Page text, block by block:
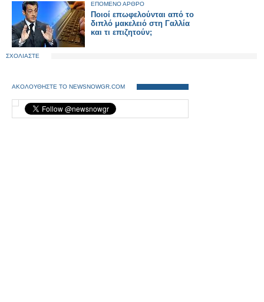
ΕΠΟΜΕΝΟ ΑΡΘΡΟ
Ποιοί επωφελούνται από το
διπλό μακελειό στη Γαλλία
και τι επιζητούν;
ΣΧΟΛΙΑΣΤΕ
ΑΚΟΛΟΥΘΗΣΤΕ ΤΟ NEWSNOWGR.COM